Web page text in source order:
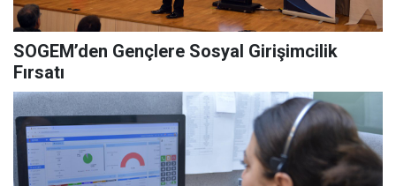
SOGEM’den Gençlere Sosyal Girişimcilik
Fırsatı